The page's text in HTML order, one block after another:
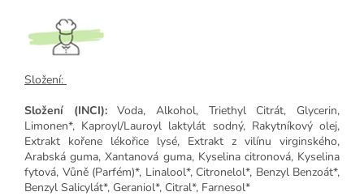
Složení:
Složení (INCI):Voda, Alkohol, Triethyl Citrát, Glycerin,
Limonen*, Kaproyl/Lauroyl laktylát sodný, Rakytníkový olej,
Extrakt kořene lékořice lysé, Extrakt z vilínu virginského,
Arabská guma, Xantanová guma, Kyselina citronová, Kyselina
fytová, Vůně (Parfém)*, Linalool*, Citronelol*, Benzyl Benzoát*,
Benzyl Salicylát*, Geraniol*, Citral*, Farnesol*